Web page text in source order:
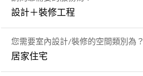
設計＋裝修工程
您需要室內設計/裝修的空間類別為？
居家住宅